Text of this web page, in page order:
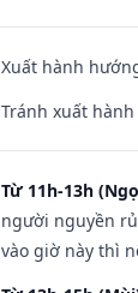
Xuất hành
Tránh xuất
Từ 11h-13h
người nguyền
vào giờ này thì